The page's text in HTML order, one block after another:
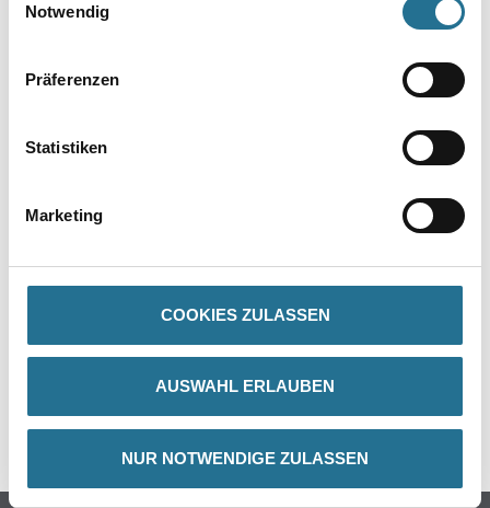
Notwendig
Präferenzen
Statistiken
Marketing
COOKIES ZULASSEN
AUSWAHL ERLAUBEN
NUR NOTWENDIGE ZULASSEN
GEFAHRENHINWEISE
SPEZIFIKATIONEN